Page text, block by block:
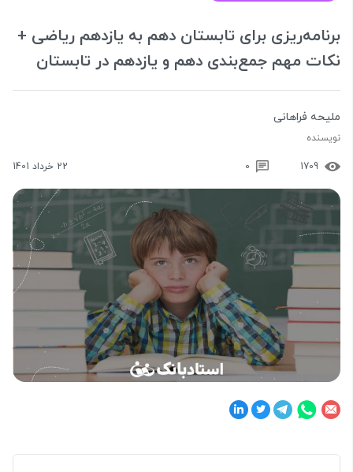
برنامه‌ریزی برای تابستان دهم به یازدهم ریاضی +
نکات مهم جمع‌بندی دهم و یازدهم در تابستان
ملیحه فراهانی
نویسنده
1709
0 22 خرداد 1401